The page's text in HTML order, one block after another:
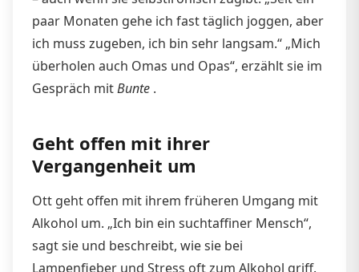
paar Monaten gehe ich fast täglich joggen, aber
ich muss zugeben, ich bin sehr langsam.“ „Mich
überholen auch Omas und Opas“, erzählt sie im
Gespräch mitBunte .
Geht offen mit ihrer
Vergangenheit um
Ott geht offen mit ihrem früheren Umgang mit
Alkohol um. „Ich bin ein suchtaffiner Mensch“,
sagt sie und beschreibt, wie sie bei
Lampenfieber und Stress oft zum Alkohol griff.